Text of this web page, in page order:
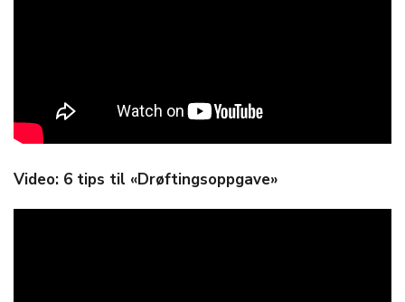
Video: 6 tips til «Drøftingsoppgave»